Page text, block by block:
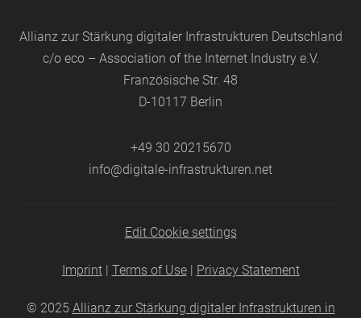
Allianz zur Stärkung digitaler Infrastrukturen Deutschland
c/o eco – Association of the Internet Industry e.V.
Französische Str. 48
D-10117 Berlin
+49 30 20215670
info@digitale-infrastrukturen.net
Edit Cookie settings
Imprint| Terms of Use| Privacy Statement
© 2025 Allianz zur Stärkung digitaler Infrastrukturen in